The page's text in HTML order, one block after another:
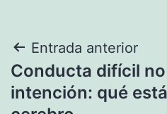
Navegación
de
Entrada anterior
Conducta difícil
intención: qué